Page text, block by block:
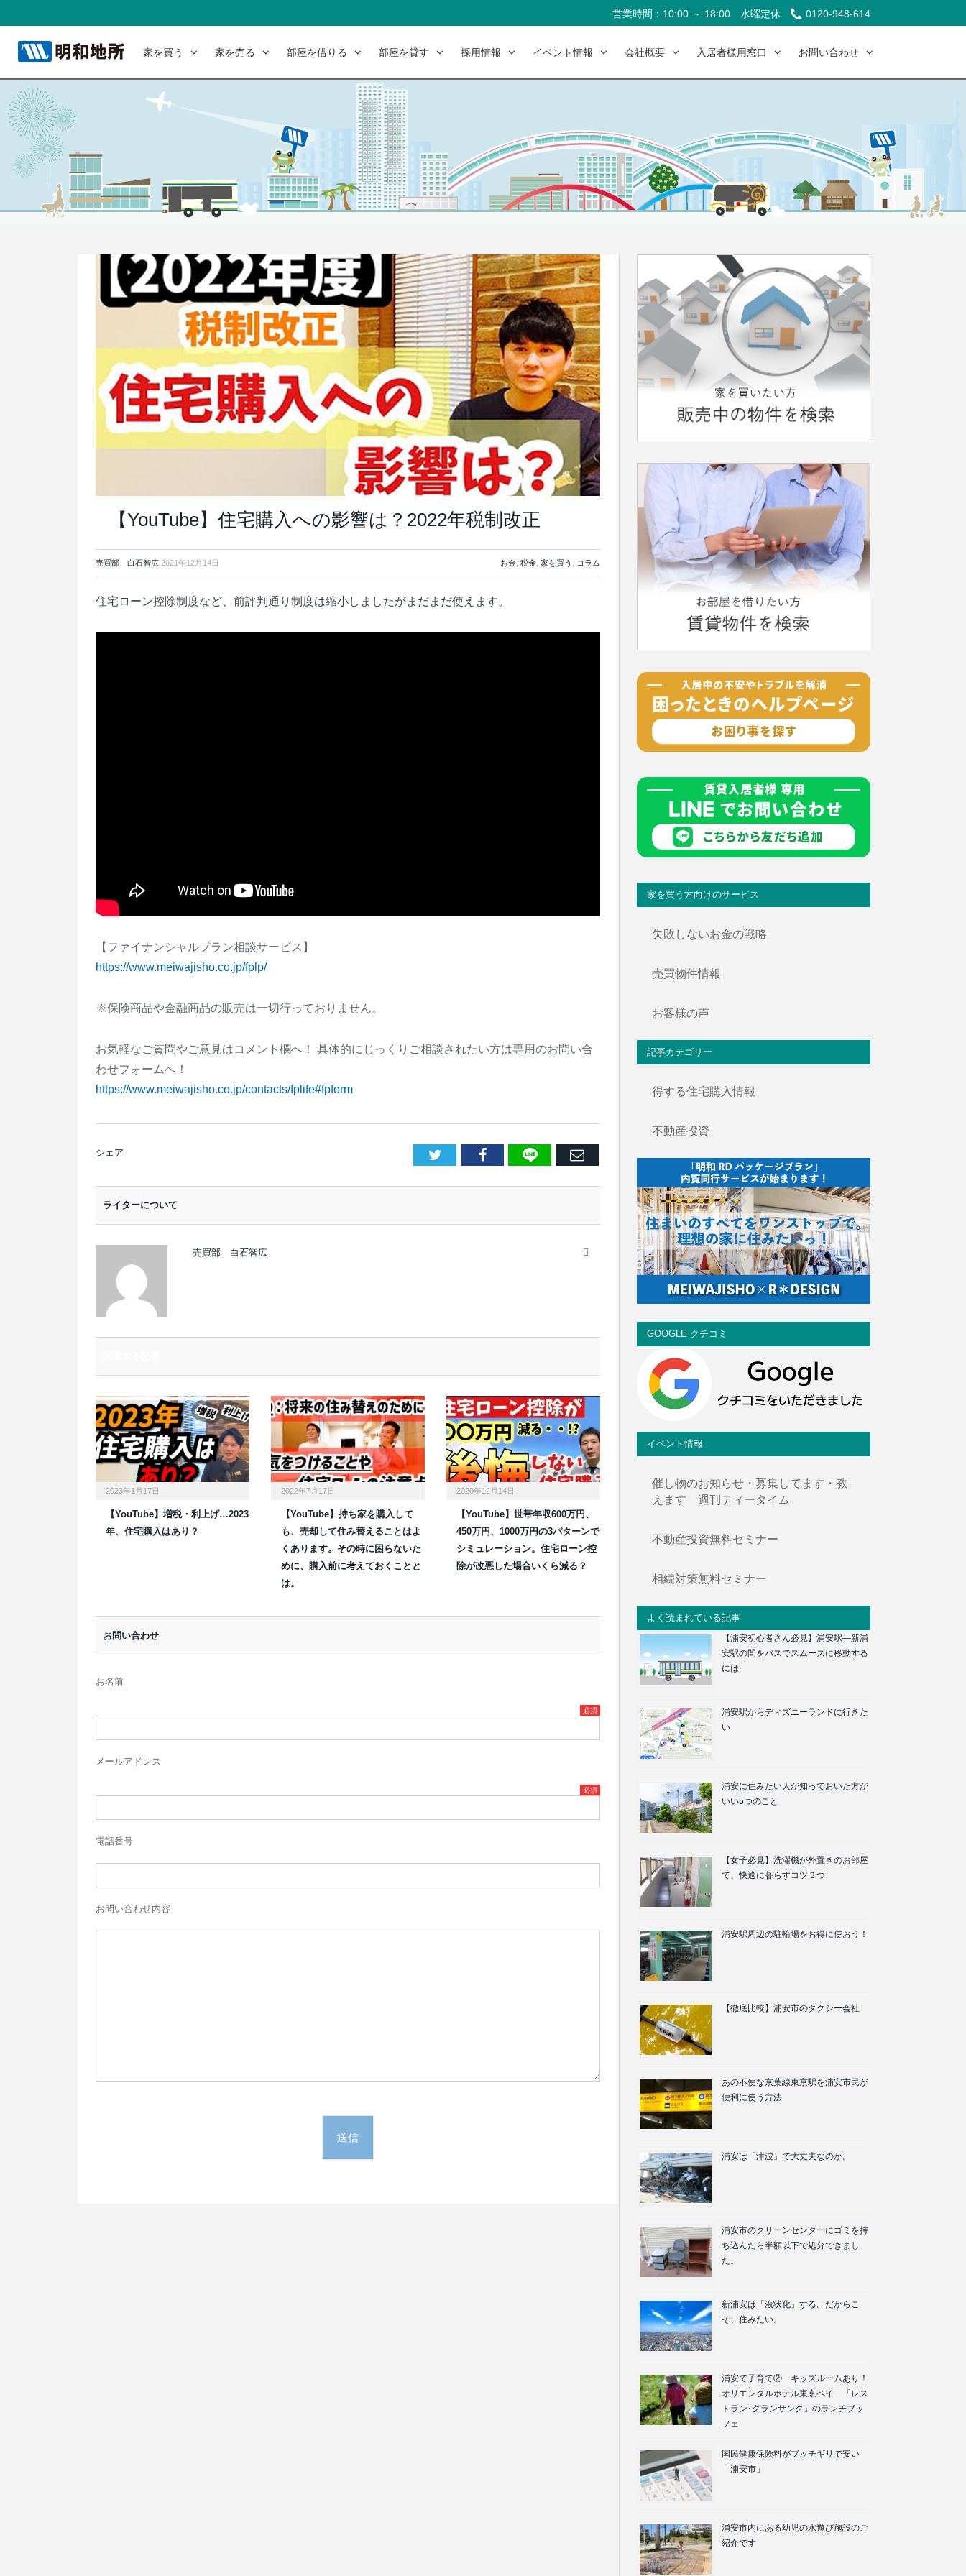
営業時間：10:00 ～ 18:00 水曜定休 0120-948-614
家を買う 家を売る 部屋を借りる 部屋を貸す 採用情報 イベント情報 会社概要 入居者様用窓口 お問い合わせ
【YouTube】住宅購入への影響は？2022年税制改正
売買部 白石智広 2021年12月14日 お金 税金 家を買う コラム
住宅ローン控除制度など、前評判通り制度は縮小しましたがまだまだ使えます。
【ファイナンシャルプラン相談サービス】
https://www.meiwajisho.co.jp/fplp/
※保険商品や金融商品の販売は一切行っておりません。
お気軽なご質問やご意見はコメント欄へ！ 具体的にじっくりご相談されたい方は専用のお問い合
わせフォームへ！
https://www.meiwajisho.co.jp/contacts/fplife#fpform
シェア Facebook
LINE
E
ライターについて
売買部 白石智広
2023年1月17日
【YouTube】増税・利上げ…2023
年、住宅購入はあり？
2022年7月17日
【YouTube】持ち家を購入して
も、売却して住み替えることはよ
くあります。その時に困らないた
めに、購入前に考えておくことと
は。
2020年12月14日
【YouTube】世帯年収600万円、
450万円、1000万円の3パターンで
シミュレーション。住宅ローン控
除が改悪した場合いくら減る？
お問い合わせ
お名前
メールアドレス
電話番号
お問い合わせ内容
家を買う方向けのサービス
失敗しないお金の戦略
売買物件情報
お客様の声
記事カテゴリー
得する住宅購入情報
不動産投資
GOOGLE クチコミ
イベント情報
催し物のお知らせ・募集してます・教
えます 週刊ティータイム
不動産投資無料セミナー
相続対策無料セミナー
よく読まれている記事
【浦安初心者さん必見】浦安駅―新浦
安駅の間をバスでスムーズに移動する
には
浦安駅からディズニーランドに行きた
い
浦安に住みたい人が知っておいた方が
いい5つのこと
【女子必見】洗濯機が外置きのお部屋
で、快適に暮らすコツ３つ
浦安駅周辺の駐輪場をお得に使おう！
【徹底比較】浦安市のタクシー会社
あの不便な京葉線東京駅を浦安市民が
便利に使う方法
浦安は「津波」で大丈夫なのか。
浦安市のクリーンセンターにゴミを持
ち込んだら半額以下で処分できまし
た。
新浦安は「液状化」する。だからこ
そ、住みたい。
浦安で子育て② キッズルームあり！
オリエンタルホテル東京ベイ 「レス
トラン･グランサンク」のランチブッ
フェ
国民健康保険料がブッチギリで安い
「浦安市」
浦安市内にある幼児の水遊び施設のご
紹介です